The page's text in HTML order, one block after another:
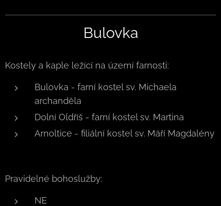
Bulovka
Kostely a kaple ležící na území farnosti:
Bulovka - farní kostel sv. Michaela
archanděla
Dolní Oldříš - farní kostel sv. Martina
Arnoltice - filiální kostel sv. Máří Magdalény
Pravidelné bohoslužby:
NE